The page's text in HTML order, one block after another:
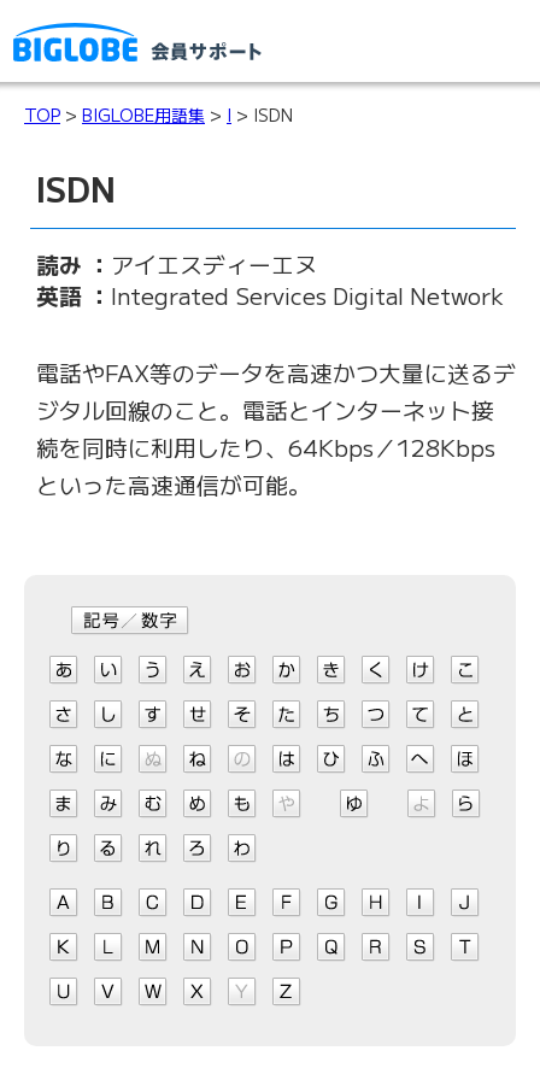
TOP > BIGLOBE用語集 > I > ISDN
ISDN
読み ： アイエスディーエヌ
英語 ： Integrated Services Digital Network
電話やFAX等のデータを高速かつ大量に送るデ
ジタル回線のこと。電話とインターネット接
続を同時に利用したり、64Kbps／128Kbps
といった高速通信が可能。